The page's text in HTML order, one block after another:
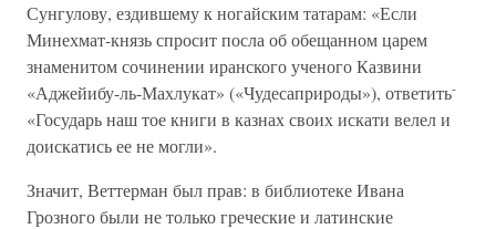
Сунгулову, ездившему к ногайским татарам: «Если
Минехмат-князь спросит посла об обещанном царем
знаменитом сочинении иранского ученого Казвини
«Аджейибу-ль-Махлукат» («Чудесаприроды»), ответить-
«Государь наш тое книги в казнах своих искати велел и
доискатись ее не могли».
Значит, Веттерман был прав: в библиотеке Ивана
Грозного были не только греческие и латинские